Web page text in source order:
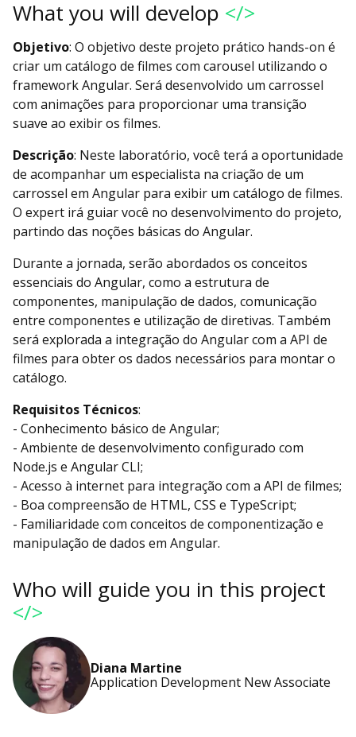
What you will develop </>
Objetivo: O objetivo deste projeto prático hands-on é
criar um catálogo de filmes com carousel utilizando o
framework Angular. Será desenvolvido um carrossel
com animações para proporcionar uma transição
suave ao exibir os filmes.
Descrição: Neste laboratório, você terá a oportunidade
de acompanhar um especialista na criação de um
carrossel em Angular para exibir um catálogo de filmes.
O expert irá guiar você no desenvolvimento do projeto,
partindo das noções básicas do Angular.
Durante a jornada, serão abordados os conceitos
essenciais do Angular, como a estrutura de
componentes, manipulação de dados, comunicação
entre componentes e utilização de diretivas. Também
será explorada a integração do Angular com a API de
filmes para obter os dados necessários para montar o
catálogo.
Requisitos Técnicos:
- Conhecimento básico de Angular;
- Ambiente de desenvolvimento configurado com
Node.js e Angular CLI;
- Acesso à internet para integração com a API de filmes;
- Boa compreensão de HTML, CSS e TypeScript;
- Familiaridade com conceitos de componentização e
manipulação de dados em Angular.
Who will guide you in this project
</>
Diana Martine
Application Development New Associate